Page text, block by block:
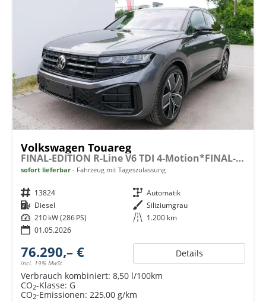
Volkswagen Touareg
FINAL-EDITION R-Line V6 TDI 4-Motion*FINAL-EDITION*AHK-SCHWENKBAR*NAVI*ACC*PDC*LED*SHZ*21-ZOLL
sofort lieferbar Fahrzeug mit Tageszulassung
Fahrzeugnr. 13824 Getriebe Automatik
Kraftstoff Diesel Außenfarbe Siliziumgrau
Leistung 210 kW (286 PS) Kilometerstand 1.200 km
01.05.2026
76.290,– €
incl. 19% MwSt.
Details
Verbrauch kombiniert: 8,50 l/100km
CO2-Klasse: G
CO2-Emissionen: 225,00 g/km